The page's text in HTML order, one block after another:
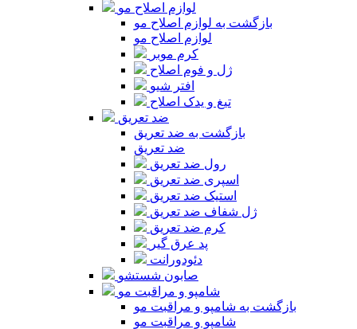
لوازم اصلاح مو
بازگشت به لوازم اصلاح مو
لوازم اصلاح مو
کرم موبر
ژل و فوم اصلاح
افتر شیو
تیغ و یدک اصلاح
ضد تعریق
بازگشت به ضد تعریق
ضد تعریق
رول ضد تعریق
اسپری ضد تعریق
استیک ضد تعریق
ژل شفاف ضد تعریق
کرم ضد تعریق
پد عرق گیر
دئودورانت
صابون شستشو
شامپو و مراقبت مو
بازگشت به شامپو و مراقبت مو
شامپو و مراقبت مو